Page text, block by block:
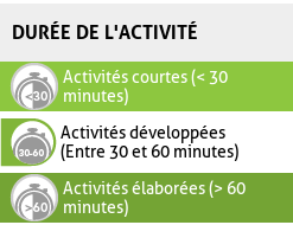
DURÉE DE L'ACTIVITÉ
Activités courtes (< 30
minutes)
Activités développées
(Entre 30 et 60 minutes)
Activités élaborées (> 60
minutes)